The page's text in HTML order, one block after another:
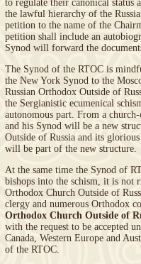
to regulate their canonical status
the lawful hierarchy of the
petition to the name of the
petition shall include an
Synod will forward the
The Synod of the RTOC is
the New York Synod to the
Russian Orthodox Outside of
the Sergianistic ecumenical
autonomous part. From a
and his Synod will be a new
Outside of Russia and its
will be part of the new structure.
At the same time the Synod of
bishops into the schism, it is not
Orthodox Church Outside of
clergy and numerous Orthodox
Orthodox Church Outside of
with the request to be accepted
Canada, Western Europe and
of the RTOC.